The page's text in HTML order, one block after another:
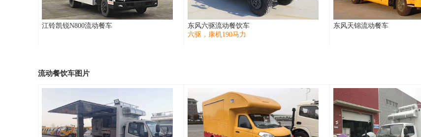
江铃凯锐N800流动餐车
东风六驱流动餐饮车
六驱，康机190马力
东风天锦流动餐车
流动餐饮车图片